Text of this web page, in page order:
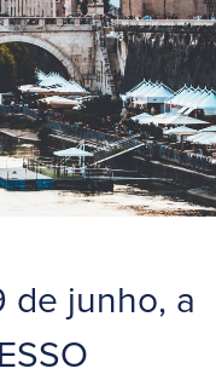
de junho, a